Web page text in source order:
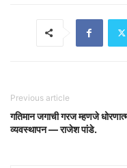
Previous article
गतिमान जगाची गरज म्हणजे
व्यवस्थापन — राजेश पांडे.